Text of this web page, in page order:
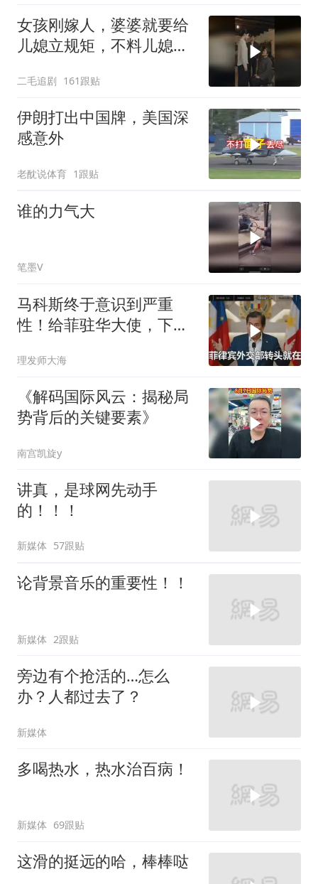
女孩刚嫁人，婆婆就要给
儿媳立规矩，不料儿媳不
二毛追剧 161跟贴
伊朗打出中国牌，美国深
感意外
老酖说体育 1跟贴
谁的力气大
笔墨V
马科斯终于意识到严重
性！给菲驻华大使，下达
理发师大海
《解码国际风云：揭秘局
势背后的关键要素》
南宫凯旋y
讲真，是球网先动手
的！！！
新媒体 57跟贴
论背景音乐的重要性！！
新媒体 2跟贴
旁边有个抢活的…怎么
办？人都过去了？
新媒体
多喝热水，热水治百病！
新媒体 69跟贴
这滑的挺远的哈，棒棒哒